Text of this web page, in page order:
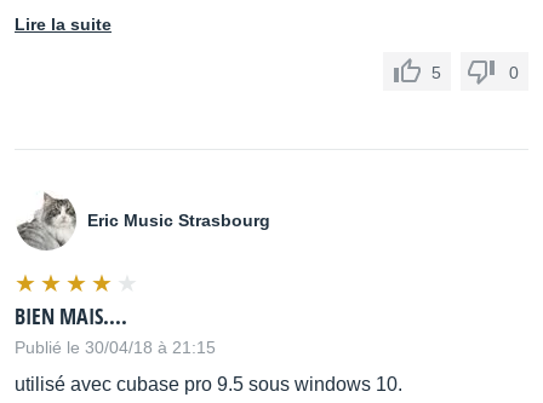
Lire la suite
5 0
Eric Music Strasbourg
BIEN MAIS....
Publié le 30/04/18 à 21:15
utilisé avec cubase pro 9.5 sous windows 10.